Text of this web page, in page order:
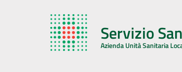
Servizio
Azienda Unità Sanitaria